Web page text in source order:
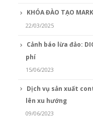
KHÓA ĐÀO TẠO
22/03/2025
Cảnh báo lừa đảo:
phí
15/06/2023
Dịch vụ sản xuất
lên xu hướng
09/06/2023